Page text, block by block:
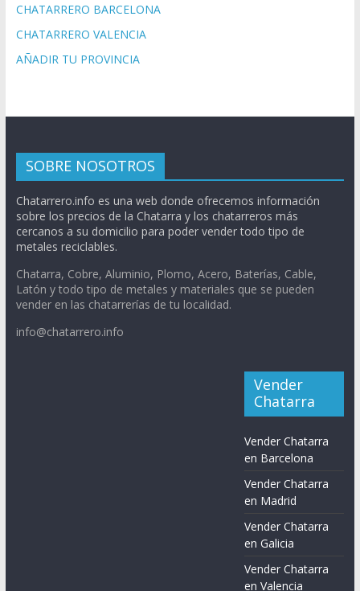
CHATARRERO BARCELONA
CHATARRERO VALENCIA
AÑADIR TU PROVINCIA
SOBRE NOSOTROS
Chatarrero.info es una web donde ofrecemos información
sobre los precios de la Chatarra y los chatarreros más
cercanos a su domicilio para poder vender todo tipo de
metales reciclables.
Chatarra, Cobre, Aluminio, Plomo, Acero, Baterías, Cable,
Latón y todo tipo de metales y materiales que se pueden
vender en las chatarrerías de tu localidad.
info@chatarrero.info
Vender
Chatarra
Vender Chatarra
en Barcelona
Vender Chatarra
en Madrid
Vender Chatarra
en Galicia
Vender Chatarra
en Valencia